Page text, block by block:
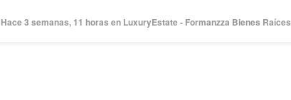
Hace 3 semanas, 11 horas en LuxuryEstate - Formanzza Bienes Raíces